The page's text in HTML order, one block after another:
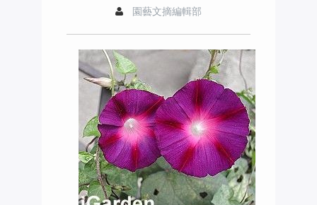
園藝文摘編輯部